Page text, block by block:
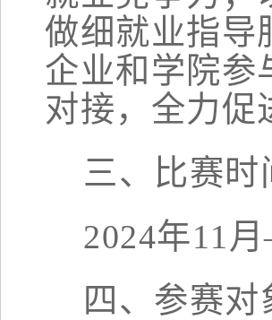
做细就业指导
企业和 学院参
对接，全力促
三、比赛时
2024年11 月
四 、参赛对